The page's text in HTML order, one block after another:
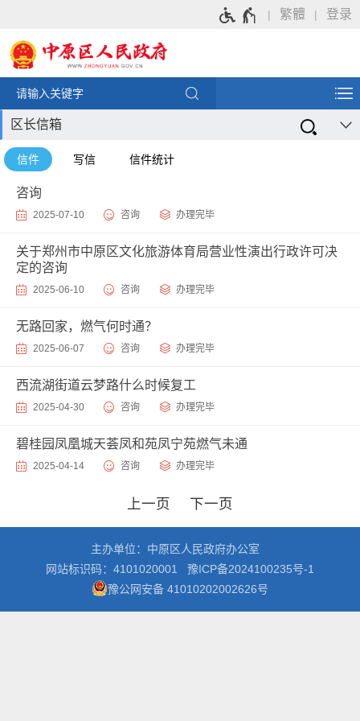
繁體 登录
区长信箱
信件 写信 信件统计
咨询
2025-07-10 咨询 办理完毕
关于郑州市中原区文化旅游体育局营业性演出行政许可决
定的咨询
2025-06-10 咨询 办理完毕
无路回家，燃气何时通？
2025-06-07 咨询 办理完毕
西流湖街道云梦路什么时候复工
2025-04-30 咨询 办理完毕
碧桂园凤凰城天荟凤和苑凤宁苑燃气未通
2025-04-14 咨询 办理完毕
主办单位：中原区人民政府办公室
网站标识码：4101020001
豫ICP备2024100235号-1
豫公网安备 41010202002626号